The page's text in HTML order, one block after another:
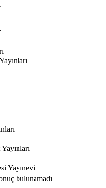
Yayınevi
bulunamadı